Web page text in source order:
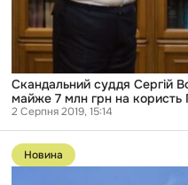
користь
Портнова
Скандальний суддя Сергій
майже 7 млн грн на користь
2 Серпня 2019, 15:14
Перейти
до
публікації
Новина